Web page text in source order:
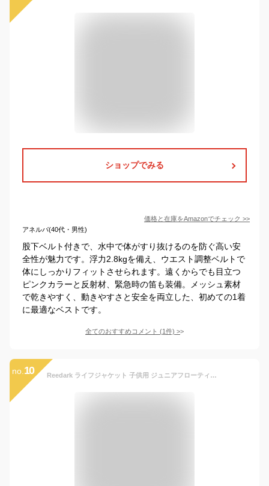
ショップでみる
価格と在庫をAmazonでチェック >>
アネルバ(40代・男性)
股下ベルト付きで、水中で体がすり抜けるのを防ぐ高い安
全性が魅力です。浮力2.8kgを備え、ウエスト調整ベルトで
体にしっかりフィットさせられます。遠くからでも目立つ
ピンクカラーと反射材、緊急時の笛も装備。メッシュ素材
で乾きやすく、動きやすさと安全を両立した、初めての1着
に最適なベストです。
全てのおすすめコメント (1件) >
no. 10 Reedark ライフジャケット 子供用 ジュニアフローティングベスト 呼び子付き フローティングベスト 救命胴衣 防災グッズ 股下ベルト付き 水遊び 海水浴 川遊び 反射帯付き （ピンク、Ｍ）